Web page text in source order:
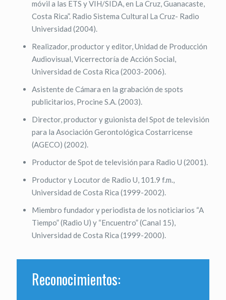
móvil a las ETS y VIH/SIDA, en La Cruz, Guanacaste,
Costa Rica”. Radio Sistema Cultural La Cruz- Radio
Universidad (2004).
Realizador, productor y editor, Unidad de Producción
Audiovisual, Vicerrectoría de Acción Social,
Universidad de Costa Rica (2003-2006).
Asistente de Cámara en la grabación de spots
publicitarios, Procine S.A. (2003).
Director, productor y guionista del Spot de televisión
para la Asociación Gerontológica Costarricense
(AGECO) (2002).
Productor de Spot de televisión para Radio U (2001).
Productor y Locutor de Radio U, 101.9 f.m.,
Universidad de Costa Rica (1999-2002).
Miembro fundador y periodista de los noticiarios “A
Tiempo” (Radio U) y “Encuentro” (Canal 15),
Universidad de Costa Rica (1999-2000).
Reconocimientos: